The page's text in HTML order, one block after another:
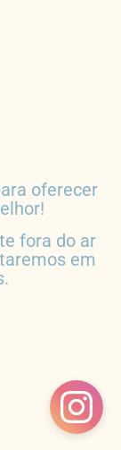
oferecer
fora do ar
em